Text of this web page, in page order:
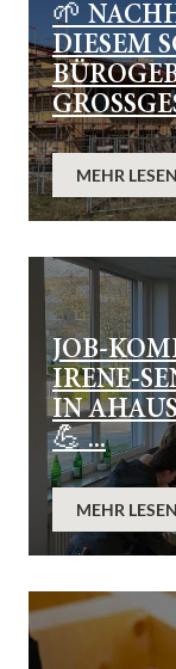
🌱
DIESEM
MEHR LESEN
JOB-
IRENE-
IN
💪 ...
MEHR LESEN